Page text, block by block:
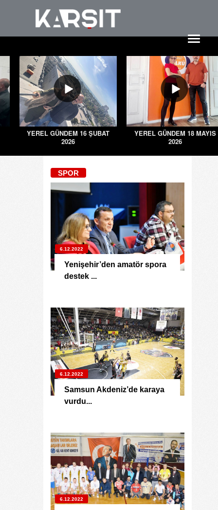
YEREL GÜNDEM 16 ŞUBAT
2026
YEREL GÜNDEM 18 MAYIS
2026
SPOR
6.12.2022
Yenişehir’den amatör spora
destek ...
6.12.2022
Samsun Akdeniz’de karaya
vurdu...
6.12.2022